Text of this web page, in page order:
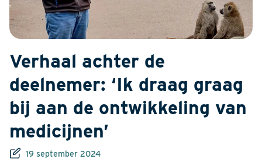
Verhaal achter de
deelnemer: ‘Ik draag graag
bij aan de ontwikkeling van
medicijnen’
19 september 2024